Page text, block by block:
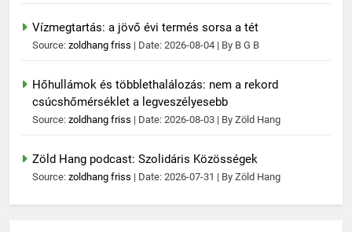
Vízmegtartás: a jövő évi termés sorsa a tét
Source: zoldhang friss Date: 2026-08-04 By B G B
Hőhullámok és többlethalálozás: nem a rekord
csúcshőmérséklet a legveszélyesebb
Source: zoldhang friss Date: 2026-08-03 By Zöld Hang
Zöld Hang podcast: Szolidáris Közösségek
Source: zoldhang friss Date: 2026-07-31 By Zöld Hang